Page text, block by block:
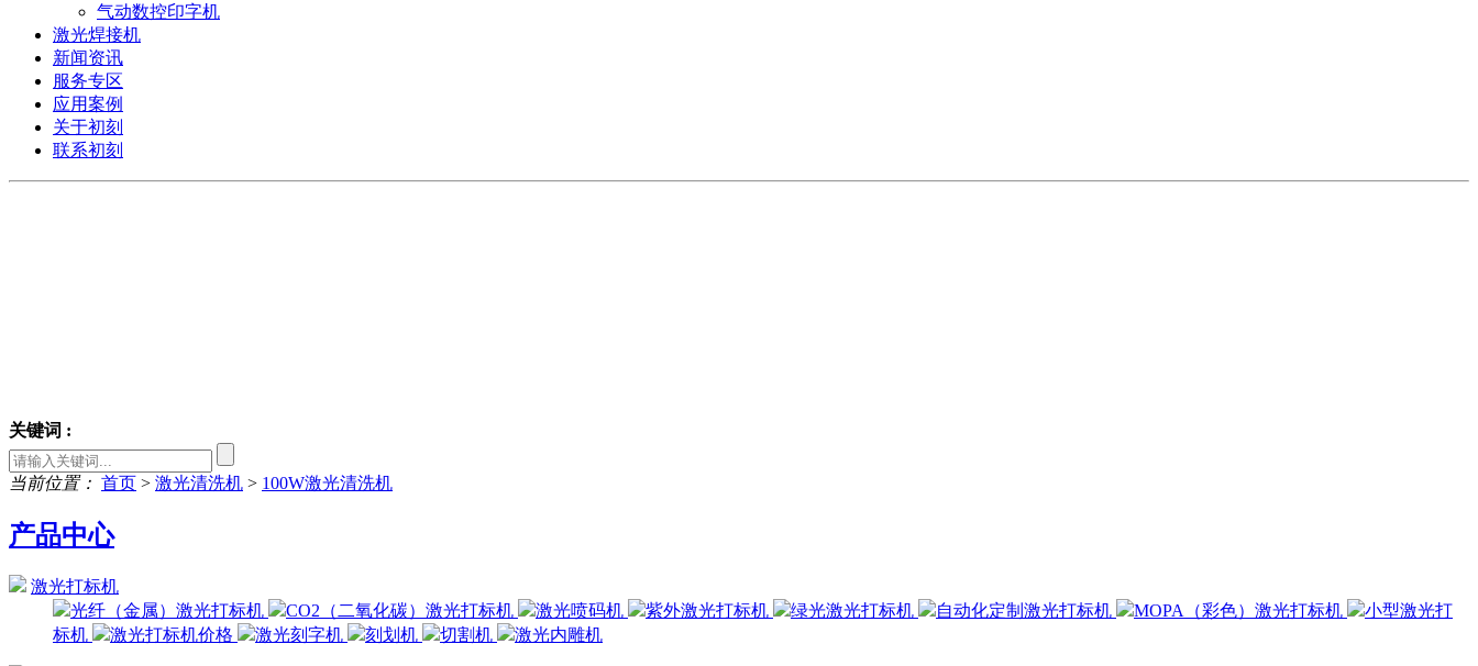
气动数控印字机
激光焊接机
新闻资讯
服务专区
应用案例
关于初刻
联系初刻
关键词 :
当前位置： 首页 > 激光清洗机 > 100W激光清洗机
产品中心
激光打标机
光纤（金属）激光打标机
CO2（二氧化碳）激光打标机 激光喷码机 紫外激光打标机 绿光激光打标机 自动化定制激光打标机 MOPA（彩色）激光打标机
小型激光打
标机
激光打标机价格 激光刻字机 刻划机 切割机 激光内雕机